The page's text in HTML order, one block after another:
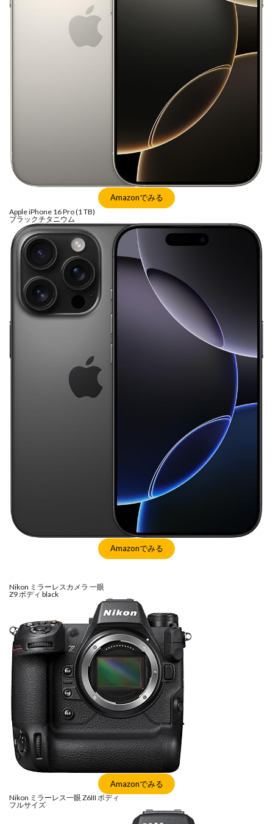
Amazonでみる
Apple iPhone 16 Pro (1 TB)
ブラックチタニウム
Amazonでみる
Nikon ミラーレスカメラ 一眼
Z9 ボディ black
Amazonでみる
Nikon ミラーレス一眼 Z6III ボディ
フルサイズ